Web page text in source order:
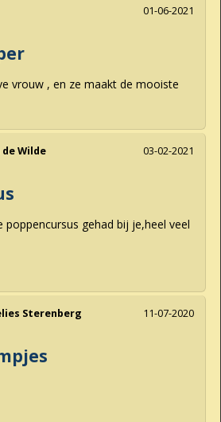
01-06-2021
vrouw , en ze maakt de mooiste
03-02-2021
de Wilde
poppencursus gehad bij je,heel veel
11-07-2020
Sterenberg